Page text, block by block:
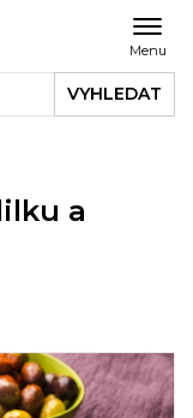
Menu
VYHLEDAT
a